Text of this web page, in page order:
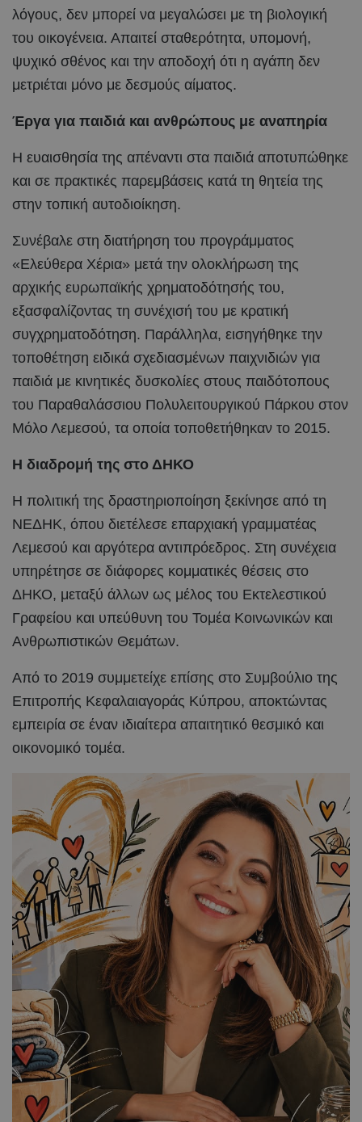
λόγους, δεν μπορεί να μεγαλώσει με τη βιολογική
του οικογένεια. Απαιτεί σταθερότητα, υπομονή,
ψυχικό σθένος και την αποδοχή ότι η αγάπη δεν
μετριέται μόνο με δεσμούς αίματος.
Έργα για παιδιά και ανθρώπους με αναπηρία
Η ευαισθησία της απέναντι στα παιδιά αποτυπώθηκε
και σε πρακτικές παρεμβάσεις κατά τη θητεία της
στην τοπική αυτοδιοίκηση.
Συνέβαλε στη διατήρηση του προγράμματος
«Ελεύθερα Χέρια» μετά την ολοκλήρωση της
αρχικής ευρωπαϊκής χρηματοδότησής του,
εξασφαλίζοντας τη συνέχισή του με κρατική
συγχρηματοδότηση. Παράλληλα, εισηγήθηκε την
τοποθέτηση ειδικά σχεδιασμένων παιχνιδιών για
παιδιά με κινητικές δυσκολίες στους παιδότοπους
του Παραθαλάσσιου Πολυλειτουργικού Πάρκου στον
Μόλο Λεμεσού, τα οποία τοποθετήθηκαν το 2015.
Η διαδρομή της στο ΔΗΚΟ
Η πολιτική της δραστηριοποίηση ξεκίνησε από τη
ΝΕΔΗΚ, όπου διετέλεσε επαρχιακή γραμματέας
Λεμεσού και αργότερα αντιπρόεδρος. Στη συνέχεια
υπηρέτησε σε διάφορες κομματικές θέσεις στο
ΔΗΚΟ, μεταξύ άλλων ως μέλος του Εκτελεστικού
Γραφείου και υπεύθυνη του Τομέα Κοινωνικών και
Ανθρωπιστικών Θεμάτων.
Από το 2019 συμμετείχε επίσης στο Συμβούλιο της
Επιτροπής Κεφαλαιαγοράς Κύπρου, αποκτώντας
εμπειρία σε έναν ιδιαίτερα απαιτητικό θεσμικό και
οικονομικό τομέα.